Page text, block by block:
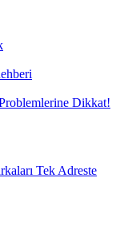
Dikkat!
Tek Adreste